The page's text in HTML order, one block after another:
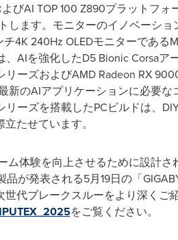
びAI TOP 100 Z890プラットフ
します。モニターのイノベーシ
4K 240Hz OLEDモニターであ
、AIを強化したD5 Bionic Corsa
リーズおよびAMD Radeon RX
新のAIアプリケーションに必要
リーズを搭載したPCビルドは、
たせています。
ム体験を向上させるために設計
品が発表される5月19日の「
代ブレークスルーをより深くご
をご覧ください。